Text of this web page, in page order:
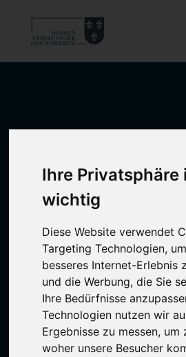
Ihre Privatsphäre
wichtig
Diese Website verwendet
Targeting Technologien,
besseres Internet-Erlebnis
und die Werbung, die Sie
Ihre Bedürfnisse
Technologien nutzen wir
Ergebnisse zu messen, um
woher unsere Besucher